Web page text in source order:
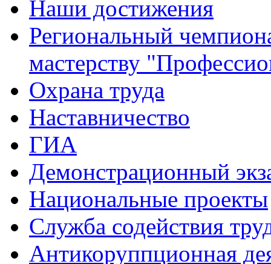
Наши достижения
Региональный
мастерству
Охрана труда
Наставничество
ГИА
Демонстрационный
Национальные проекты
Служба содействия
Антикоруппционная